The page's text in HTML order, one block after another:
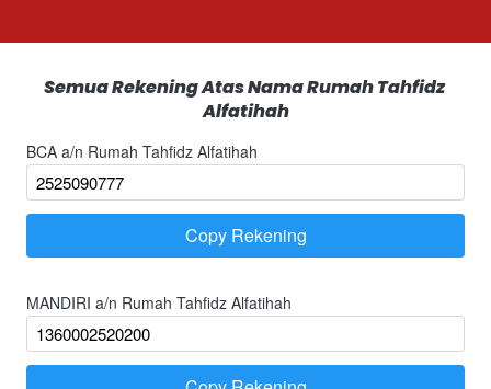
Semua Rekening Atas Nama Rumah Tahfidz
Alfatihah
BCA a/n Rumah Tahfidz Alfatihah
`
Copy Rekening
MANDIRI a/n Rumah Tahfidz Alfatihah